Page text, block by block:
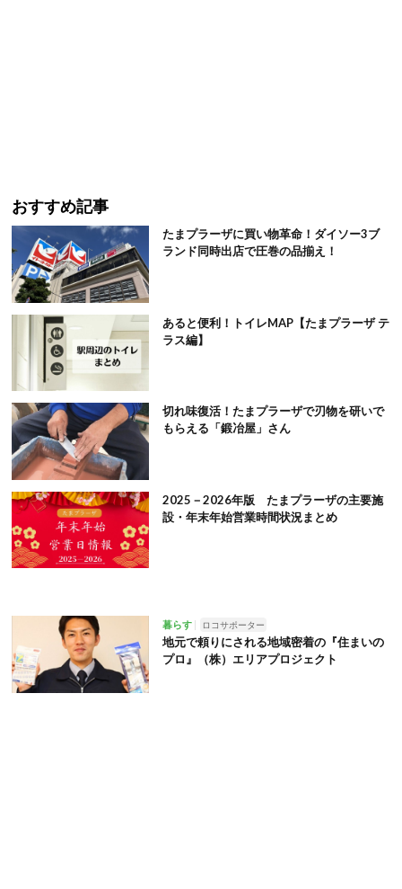
おすすめ記事
たまプラーザに買い物革命！ダイソー3ブ
ランド同時出店で圧巻の品揃え！
あると便利！トイレMAP【たまプラーザ テ
ラス編】
切れ味復活！たまプラーザで刃物を研いで
もらえる「鍛冶屋」さん
2025－2026年版 たまプラーザの主要施
設・年末年始営業時間状況まとめ
暮らす ロコサポーター
地元で頼りにされる地域密着の『住まいの
プロ』（株）エリアプロジェクト